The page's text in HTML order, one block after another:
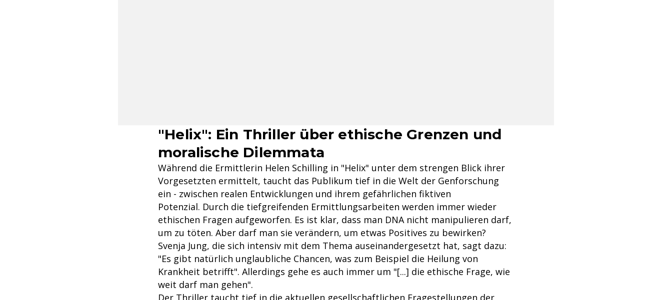
"Helix": Ein Thriller über ethische Grenzen und
moralische Dilemmata
Während die Ermittlerin Helen Schilling in "Helix" unter dem strengen Blick ihrer
Vorgesetzten ermittelt, taucht das Publikum tief in die Welt der Genforschung
ein - zwischen realen Entwicklungen und ihrem gefährlichen fiktiven
Potenzial. Durch die tiefgreifenden Ermittlungsarbeiten werden immer wieder
ethischen Fragen aufgeworfen. Es ist klar, dass man DNA nicht manipulieren darf,
um zu töten. Aber darf man sie verändern, um etwas Positives zu bewirken?
Svenja Jung, die sich intensiv mit dem Thema auseinandergesetzt hat, sagt dazu:
"Es gibt natürlich unglaubliche Chancen, was zum Beispiel die Heilung von
Krankheit betrifft". Allerdings gehe es auch immer um "[...] die ethische Frage, wie
weit darf man gehen".
Der Thriller taucht tief in die aktuellen gesellschaftlichen Fragestellungen der